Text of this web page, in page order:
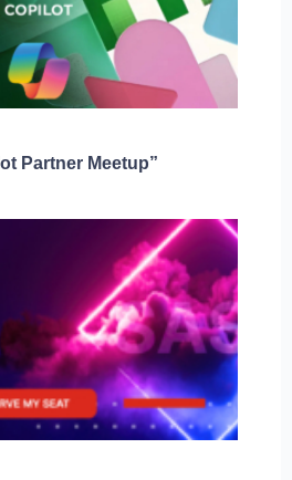
Partner Meetup”